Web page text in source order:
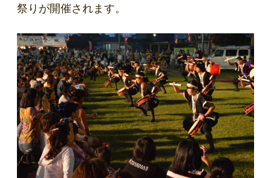
祭りが開催されます。